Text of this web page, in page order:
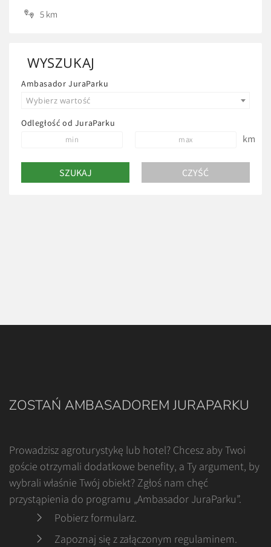
udostępniono 3 domki czteroosobowe z pełnym
wyposażeniem RTV i AGD w zachwycającym miejscu.
za wynajem całego domku, przy […]
5 km
WYSZUKAJ
Ambasador JuraParku
Wybierz wartość
Odległość od JuraParku
km
ZOSTAŃ AMBASADOREM JURAPARKU
Prowadzisz agroturystykę lub hotel? Chcesz aby Twoi
goście otrzymali dodatkowe benefity, a Ty argument, by
wybrali właśnie Twój obiekt? Zgłoś nam chęć
przystąpienia do programu „Ambasador JuraParku”.
Pobierz formularz.
Zapoznaj się z załączonym regulaminem.